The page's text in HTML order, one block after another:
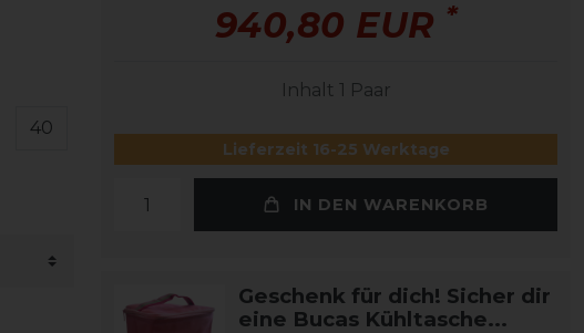
40
940,80 EUR *
Inhalt 1 Paar
Lieferzeit 16-25 Werktage
IN DEN WARENKORB
Geschenk für dich! Sicher dir
eine Bucas Kühltasche...